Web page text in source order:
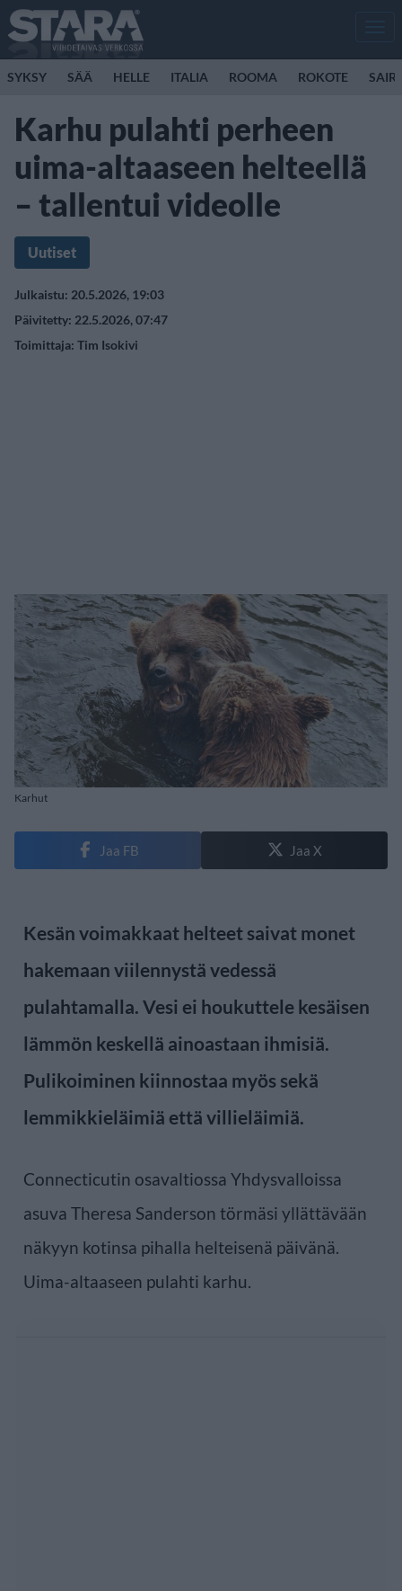
SYKSY SÄÄ HELLE ITALIA ROOMA ROKOTE
Karhu pulahti perheen
uima-altaaseen helteellä
– tallentui videolle
Uutiset
Julkaistu: 20.5.2026, 19:03
Päivitetty: 22.5.2026, 07:47
Toimittaja: Tim Isokivi
Karhut
Jaa FB Jaa X
Kesän voimakkaat helteet saivat monet
hakemaan viilennystä vedessä
pulahtamalla. Vesi ei houkuttele kesäisen
lämmön keskellä ainoastaan ihmisiä.
Pulikoiminen kiinnostaa myös sekä
lemmikkieläimiä että villieläimiä.
Connecticutin osavaltiossa Yhdysvalloissa
asuva Theresa Sanderson törmäsi yllättävään
näkyyn kotinsa pihalla helteisenä päivänä.
Uima-altaaseen pulahti karhu.